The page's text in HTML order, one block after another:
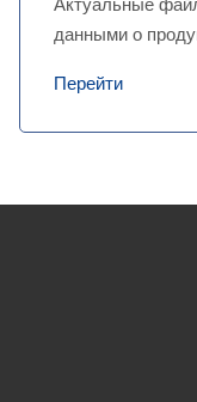
Актуальные
данными о
Перейти